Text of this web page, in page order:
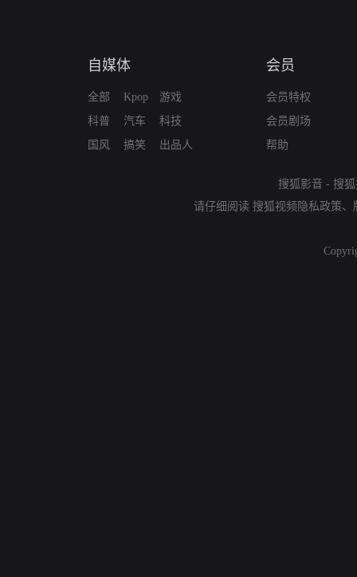
自媒体
全部
科普
国风
Kpop
汽车
搞笑
游戏
科技
出品人
会员
会员特权
会员剧场
帮助
搜狐影音 - 搜
请仔细阅读 搜狐视频隐私政策、